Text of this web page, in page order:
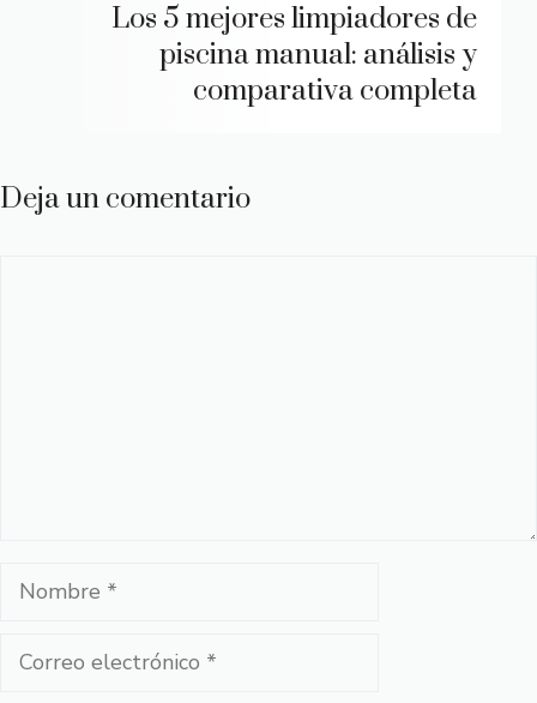
Los 5 mejores limpiadores de
piscina manual: análisis y
comparativa completa
Deja un comentario
Nombre
Correo